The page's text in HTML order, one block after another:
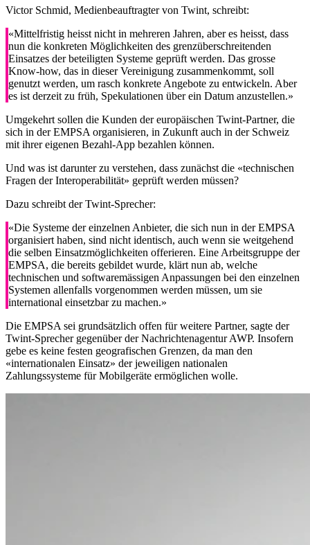
Victor Schmid, Medienbeauftragter von Twint, schreibt:
«Mittelfristig heisst nicht in mehreren Jahren, aber es heisst, dass
nun die konkreten Möglichkeiten des grenzüberschreitenden
Einsatzes der beteiligten Systeme geprüft werden. Das grosse
Know-how, das in dieser Vereinigung zusammenkommt, soll
genutzt werden, um rasch konkrete Angebote zu entwickeln. Aber
es ist derzeit zu früh, Spekulationen über ein Datum anzustellen.»
Umgekehrt sollen die Kunden der europäischen Twint-Partner, die
sich in der EMPSA organisieren, in Zukunft auch in der Schweiz
mit ihrer eigenen Bezahl-App bezahlen können.
Und was ist darunter zu verstehen, dass zunächst die «technischen
Fragen der Interoperabilität» geprüft werden müssen?
Dazu schreibt der Twint-Sprecher:
«Die Systeme der einzelnen Anbieter, die sich nun in der EMPSA
organisiert haben, sind nicht identisch, auch wenn sie weitgehend
die selben Einsatzmöglichkeiten offerieren. Eine Arbeitsgruppe der
EMPSA, die bereits gebildet wurde, klärt nun ab, welche
technischen und softwaremässigen Anpassungen bei den einzelnen
Systemen allenfalls vorgenommen werden müssen, um sie
international einsetzbar zu machen.»
Die EMPSA sei grundsätzlich offen für weitere Partner, sagte der
Twint-Sprecher gegenüber der Nachrichtenagentur AWP. Insofern
gebe es keine festen geografischen Grenzen, da man den
«internationalen Einsatz» der jeweiligen nationalen
Zahlungssysteme für Mobilgeräte ermöglichen wolle.